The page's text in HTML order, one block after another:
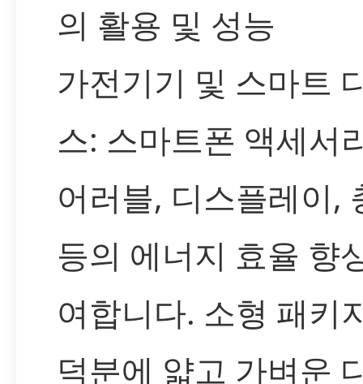
의 활용 및 성능
가전기기 및 스마트
스: 스마트폰 액세서
어러블, 디스플레이,
등의 에너지 효율 향
여합니다. 소형 패키
덕분에 얇고 가벼운